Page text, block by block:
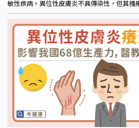
敏性疾病。異位性皮膚炎不具傳染性，但其搔
狀，卻常被誤認為乾癬或其他疾病。